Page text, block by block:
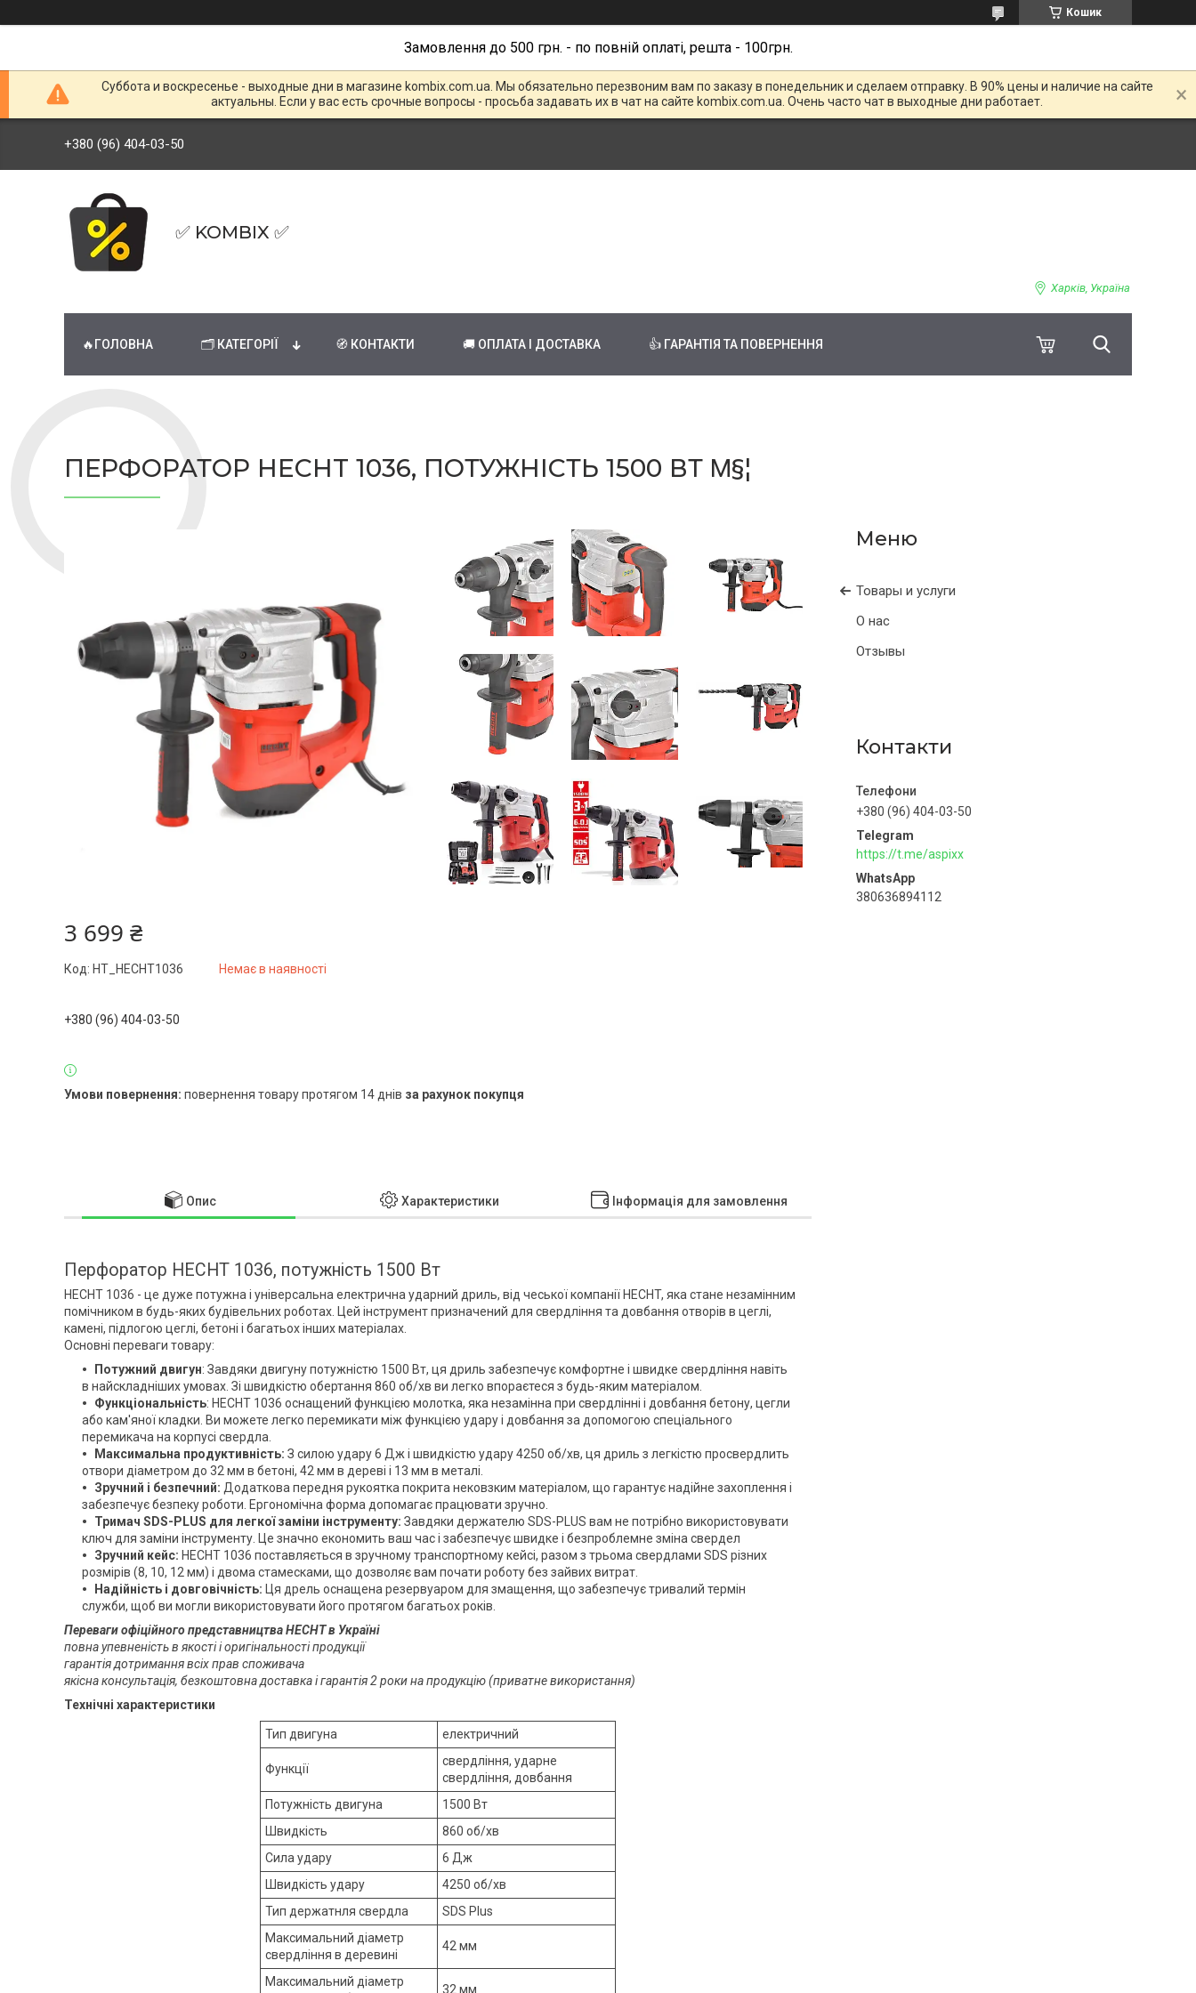
Кошик
Замовлення до 500 грн. - по повній оплаті, решта - 100грн.
Суббота и воскресенье - выходные дни в магазине kombix.com.ua. Мы обязательно перезвоним вам по заказу в понедельник и сделаем отправку. В 90% цены и наличие на сайте
актуальны. Если у вас есть срочные вопросы - просьба задавать их в чат на сайте kombix.com.ua. Очень часто чат в выходные дни работает.
+380 (96) 404-03-50
✅ KOMBIX ✅
Харків, Україна
🔥ГОЛОВНА 🗂 КАТЕГОРІЇ 🧭 КОНТАКТИ 🚚 ОПЛАТА І ДОСТАВКА 👍 ГАРАНТІЯ ТА ПОВЕРНЕННЯ
ПЕРФОРАТОР HECHT 1036, ПОТУЖНІСТЬ 1500 ВТ Μ§¦
Товары и услуги
О нас
Отзывы
Контакти
+380 (96) 404-03-50
https://t.me/aspixx
380636894112
3 699 ₴
Немає в наявності
Код: HT_HECHT1036
+380 (96) 404-03-50
повернення товару протягом 14 днів за рахунок покупця
Опис Характеристики Інформація для замовлення
Перфоратор HECHT 1036, потужність 1500 Вт
HECHT 1036 - це дуже потужна і універсальна електрична ударний дриль, від чеської компанії HECHT, яка стане незамінним
помічником в будь-яких будівельних роботах. Цей інструмент призначений для свердління та довбання отворів в цеглі,
камені, підлогою цеглі, бетоні і багатьох інших матеріалах.
Основні переваги товару:
Потужний двигун: Завдяки двигуну потужністю 1500 Вт, ця дриль забезпечує комфортне і швидке свердління навіть
в найскладніших умовах. Зі швидкістю обертання 860 об/хв ви легко впораєтеся з будь-яким матеріалом.
Функціональність: HECHT 1036 оснащений функцією молотка, яка незамінна при свердлінні і довбання бетону, цегли
або кам'яної кладки. Ви можете легко перемикати між функцією удару і довбання за допомогою спеціального
перемикача на корпусі свердла.
Максимальна продуктивність: З силою удару 6 Дж і швидкістю удару 4250 об/хв, ця дриль з легкістю просвердлить
отвори діаметром до 32 мм в бетоні, 42 мм в дереві і 13 мм в металі.
Зручний і безпечний: Додаткова передня рукоятка покрита нековзким матеріалом, що гарантує надійне захоплення і
забезпечує безпеку роботи. Ергономічна форма допомагає працювати зручно.
Тримач SDS-PLUS для легкої заміни інструменту: Завдяки держателю SDS-PLUS вам не потрібно використовувати
ключ для заміни інструменту. Це значно економить ваш час і забезпечує швидке і безпроблемне зміна свердел
Зручний кейс: HECHT 1036 поставляється в зручному транспортному кейсі, разом з трьома свердлами SDS різних
розмірів (8, 10, 12 мм) і двома стамесками, що дозволяє вам почати роботу без зайвих витрат.
Надійність і довговічність: Ця дрель оснащена резервуаром для змащення, що забезпечує тривалий термін
служби, щоб ви могли використовувати його протягом багатьох років.
Переваги офіційного представництва HECHT в Україні
повна упевненість в якості і оригінальності продукції
гарантія дотримання всіх прав споживача
якісна консультація, безкоштовна доставка і гарантія 2 роки на продукцію (приватне використання)
Технічні характеристики
Тип двигуна електричний
Функції
свердління, ударне
свердління, довбання
Потужність двигуна
1500 Вт
Швидкість
860 об/хв
Сила удару
6 Дж
Швидкість удару
4250 об/хв
Тип держатнля свердла
SDS Plus
Максимальний діаметр
свердління в деревині
42 мм
Максимальний діаметр
32 мм